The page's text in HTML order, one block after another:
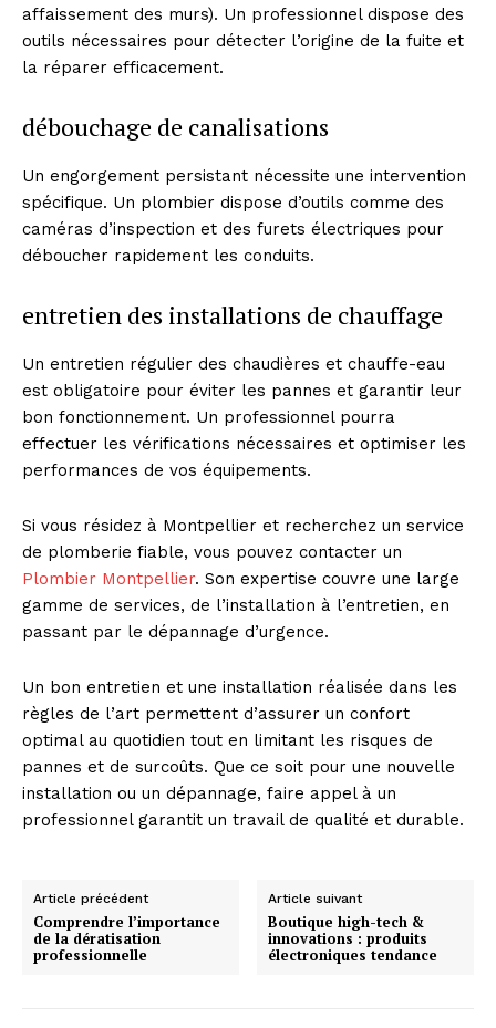
News Week
Magazine PRO
SUBSCRIBE NOW
About
Contact us
Subscription Plans
affaissement des murs). Un professionnel dispose des
outils nécessaires pour détecter l’origine de la fuite et
la réparer efficacement.
débouchage de canalisations
Un engorgement persistant nécessite une intervention
spécifique. Un plombier dispose d’outils comme des
caméras d’inspection et des furets électriques pour
déboucher rapidement les conduits.
entretien des installations de chauffage
Un entretien régulier des chaudières et chauffe-eau
est obligatoire pour éviter les pannes et garantir leur
bon fonctionnement. Un professionnel pourra
effectuer les vérifications nécessaires et optimiser les
performances de vos équipements.
Si vous résidez à Montpellier et recherchez un service
de plomberie fiable, vous pouvez contacter un
Plombier Montpellier. Son expertise couvre une large
gamme de services, de l’installation à l’entretien, en
passant par le dépannage d’urgence.
Un bon entretien et une installation réalisée dans les
règles de l’art permettent d’assurer un confort
optimal au quotidien tout en limitant les risques de
pannes et de surcoûts. Que ce soit pour une nouvelle
installation ou un dépannage, faire appel à un
professionnel garantit un travail de qualité et durable.
Article précédent
Comprendre l’importance
de la dératisation
professionnelle
Article suivant
Boutique high-tech &
innovations : produits
électroniques tendance